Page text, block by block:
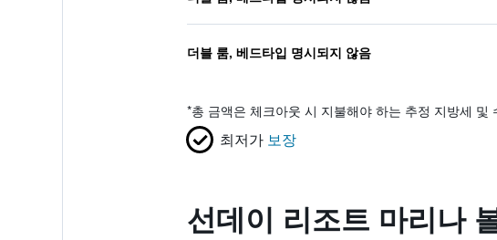
더블 룸, 베드타입 명시되지 않음
*총 금액은 체크아웃 시 지불해야 하는 추정 지방세 및
최저가 보장
선데이 리조트 마리나